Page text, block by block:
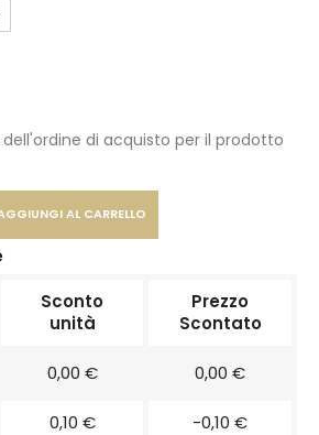
AL CARRELLO
di acquisto per il prodotto
Sconto
unità
Prezzo
Scontato
0,00 € 0,00 €
0,10 € -0,10 €